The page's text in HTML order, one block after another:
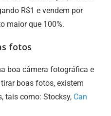
R$1 e vendem por
maior que 100%.
fotos
boa câmera fotográfica e
boas fotos, existem
tais como: Stocksy, Can